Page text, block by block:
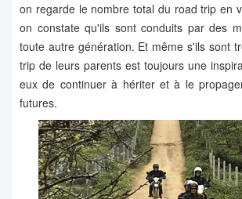
on regarde le nombre total du road trip en
on constate qu'ils sont conduits par des
toute autre génération. Et même s'ils sont
trip de leurs parents est toujours une
eux de continuer à hériter et à le
futures.